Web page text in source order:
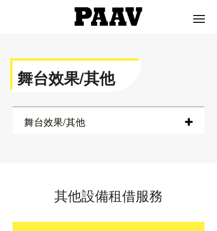
舞台效果/其他
舞台效果/其他
彩紙禮炮機
其他設備租借服務